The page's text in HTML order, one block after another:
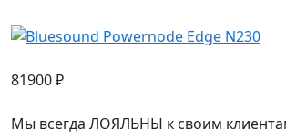
81900₽
Мы всегда ЛОЯЛЬНЫ к своим